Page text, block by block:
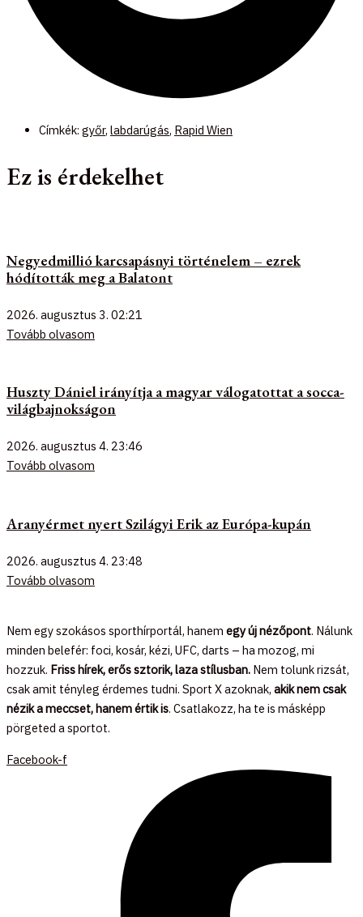
Címkék: győr, labdarúgás, Rapid Wien
Ez is érdekelhet
Negyedmillió karcsapásnyi történelem – ezrek
hódították meg a Balatont
2026. augusztus 3. 02:21
Tovább olvasom
Huszty Dániel irányítja a magyar válogatottat a socca-
világbajnokságon
2026. augusztus 4. 23:46
Tovább olvasom
Aranyérmet nyert Szilágyi Erik az Európa-kupán
2026. augusztus 4. 23:48
Tovább olvasom
Nem egy szokásos sporthírportál, hanem egy új nézőpont. Nálunk
minden belefér: foci, kosár, kézi, UFC, darts – ha mozog, mi
hozzuk. Friss hírek, erős sztorik, laza stílusban. Nem tolunk rizsát,
csak amit tényleg érdemes tudni. Sport X azoknak, akik nem csak
nézik a meccset, hanem értik is. Csatlakozz, ha te is másképp
pörgeted a sportot.
Facebook-f